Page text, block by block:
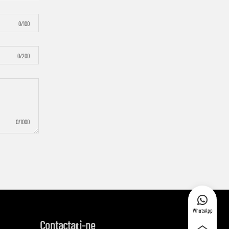
0/100
0/200
0/1000
Contactați-ne
WhatsApp